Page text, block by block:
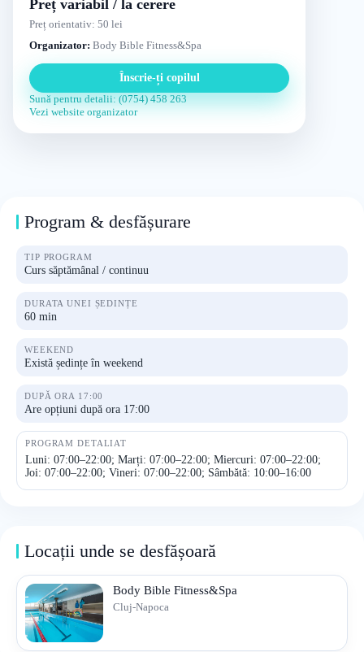
Preț variabil / la cerere
Preț orientativ: 50 lei
Organizator: Body Bible Fitness&Spa
Înscrie-ți copilul
Sună pentru detalii: (0754) 458 263
Vezi website organizator
Program & desfășurare
TIP PROGRAM
Curs săptămânal / continuu
DURATA UNEI ȘEDINȚE
60 min
WEEKEND
Există ședințe în weekend
DUPĂ ORA 17:00
Are opțiuni după ora 17:00
PROGRAM DETALIAT
Luni: 07:00–22:00; Marți: 07:00–22:00; Miercuri: 07:00–22:00;
Joi: 07:00–22:00; Vineri: 07:00–22:00; Sâmbătă: 10:00–16:00
Locații unde se desfășoară
Body Bible Fitness&Spa
Cluj-Napoca